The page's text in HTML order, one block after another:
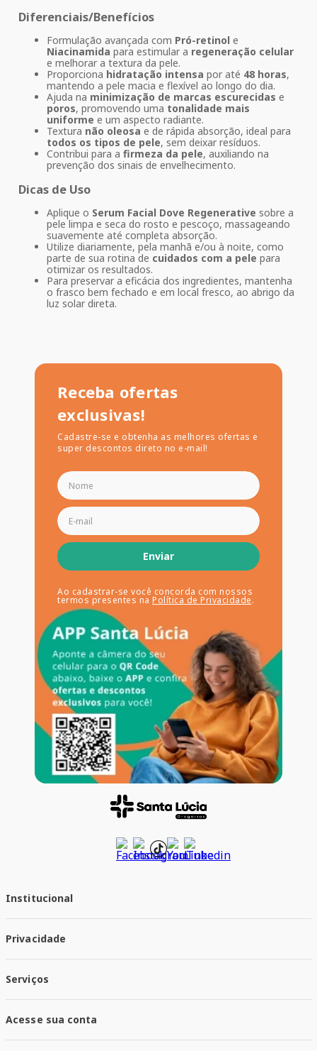
Diferenciais/Benefícios
Formulação avançada com Pró-retinol e
Niacinamida para estimular a regeneração celular
e melhorar a textura da pele.
Proporciona hidratação intensa por até 48 horas,
mantendo a pele macia e flexível ao longo do dia.
Ajuda na minimização de marcas escurecidas e
poros, promovendo uma tonalidade mais
uniforme e um aspecto radiante.
Textura não oleosa e de rápida absorção, ideal para
todos os tipos de pele, sem deixar resíduos.
Contribui para a firmeza da pele, auxiliando na
prevenção dos sinais de envelhecimento.
Dicas de Uso
Aplique o Serum Facial Dove Regenerative sobre a
pele limpa e seca do rosto e pescoço, massageando
suavemente até completa absorção.
Utilize diariamente, pela manhã e/ou à noite, como
parte de sua rotina de cuidados com a pele para
otimizar os resultados.
Para preservar a eficácia dos ingredientes, mantenha
o frasco bem fechado e em local fresco, ao abrigo da
luz solar direta.
Receba ofertas
exclusivas!
Cadastre-se e obtenha as melhores ofertas e
super descontos direto no e-mail!
Enviar
Ao cadastrar-se você concorda com nossos
termos presentes na Política de Privacidade.
Institucional
Trabalhe conosco
Responsabilidade Social
Nossas Lojas
Privacidade
Política de Entrega
Trocas e Devoluções
Serviços
Santa Mais Exames
Santa Mais Serviços
Acesse sua conta